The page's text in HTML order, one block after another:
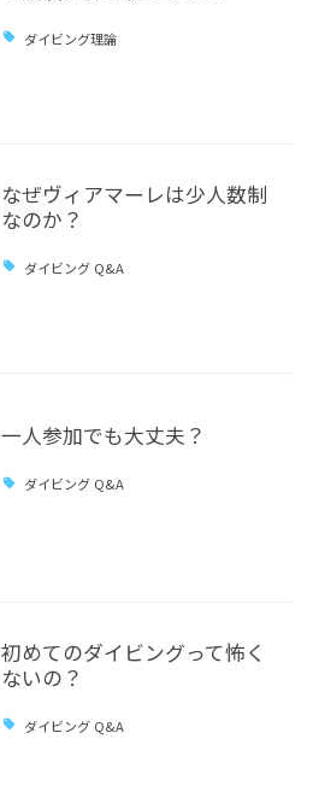
ダイビング理論
なぜヴィアマーレは少人数制
なのか？
ダイビング Q&A
一人参加でも大丈夫？
ダイビング Q&A
初めてのダイビングって怖く
ないの？
ダイビング Q&A